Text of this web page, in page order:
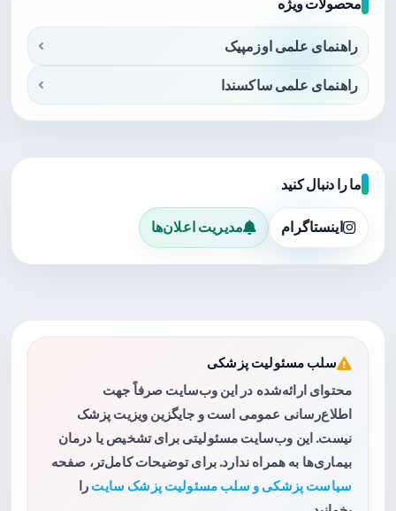
راهنمای علمی اوزمپیک
راهنمای علمی ساکسندا
ما را دنبال کنید
اینستاگرام مدیریت اعلان‌ها
سلب مسئولیت پزشکی
محتوای ارائه‌شده در این وب‌سایت صرفاً جهت
اطلاع‌رسانی عمومی است و جایگزین ویزیت پزشک
نیست. این وب‌سایت مسئولیتی برای تشخیص یا درمان
بیماری‌ها به همراه ندارد. برای توضیحات کامل‌تر، صفحه
سیاست پزشکی و سلب مسئولیت پزشک سایت را